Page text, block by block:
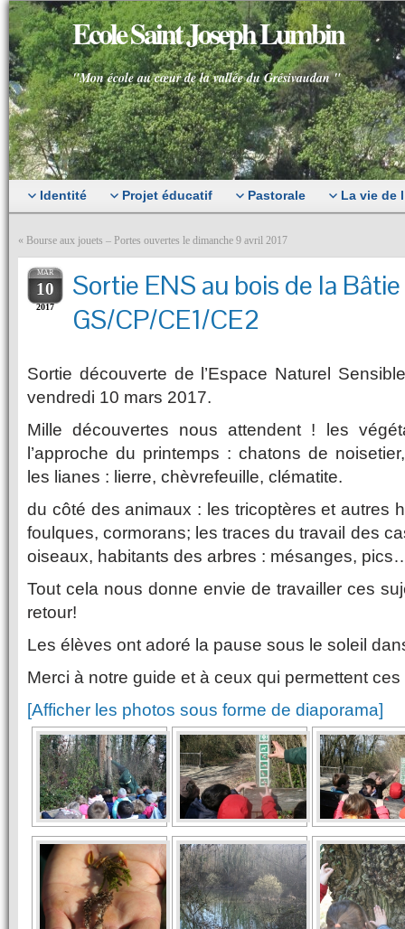
Ecole Saint Joseph Lumbin
"Mon école au cœur de la vallée du Grésivaudan "
Identité Projet éducatif Pastorale La vie de
« Bourse aux jouets – Portes ouvertes le dimanche 9 avril 2017
MAR
10
2017
Sortie ENS au bois de la
GS/CP/CE1/CE2
Sortie découverte de l’Espace Naturel
vendredi 10 mars 2017.
Mille découvertes nous attendent ! les
l’approche du printemps : chatons de
les lianes : lierre, chèvrefeuille, clématite.
du côté des animaux : les tricoptères et autres
foulques, cormorans; les traces du travail des
oiseaux, habitants des arbres : mésanges,
Tout cela nous donne envie de travailler ces
retour!
Les élèves ont adoré la pause sous le soleil
Merci à notre guide et à ceux qui permettent
[Afficher les photos sous forme de diaporama]